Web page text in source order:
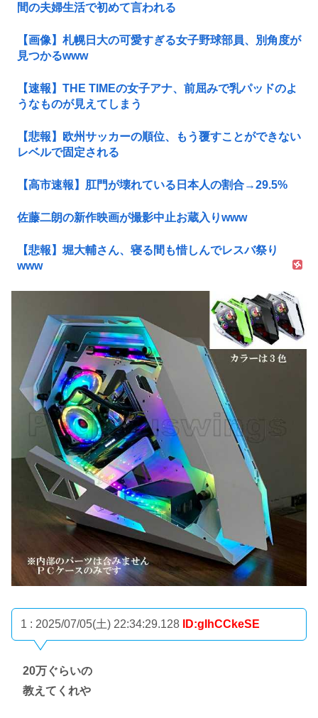
間の夫婦生活で初めて言われる
【画像】札幌日大の可愛すぎる女子野球部員、別角度が
見つかるwww
【速報】THE TIMEの女子アナ、前屈みで乳パッドのよ
うなものが見えてしまう
【悲報】欧州サッカーの順位、もう覆すことができない
レベルで固定される
【高市速報】肛門が壊れている日本人の割合→29.5%
佐藤二朗の新作映画が撮影中止お蔵入りwww
【悲報】堀大輔さん、寝る間も惜しんでレスバ祭り
www
1 : 2025/07/05(土) 22:34:29.128 ID:gIhCCkeSE
20万ぐらいの
教えてくれや